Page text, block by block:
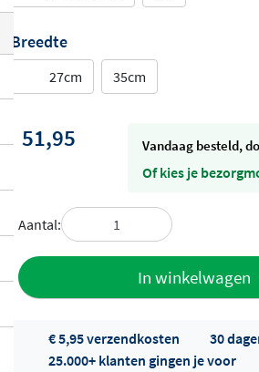
Breedte
27cm 35cm
51,95 vandaag besteld,
Of kies je
Aantal:
In winkelwagen
€ 5,95 verzendkosten
30
25.000+ klanten gingen je voor